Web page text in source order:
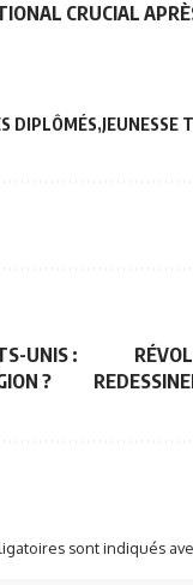
CRUCIAL
DIPLÔMÉS JEUNESSE
UNIS :
?
sont indiqués